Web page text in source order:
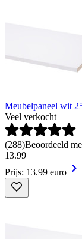
Meubelpaneel wit
Veel verkocht
(288)Beoordeeld
13.99
Prijs: 13.99 euro